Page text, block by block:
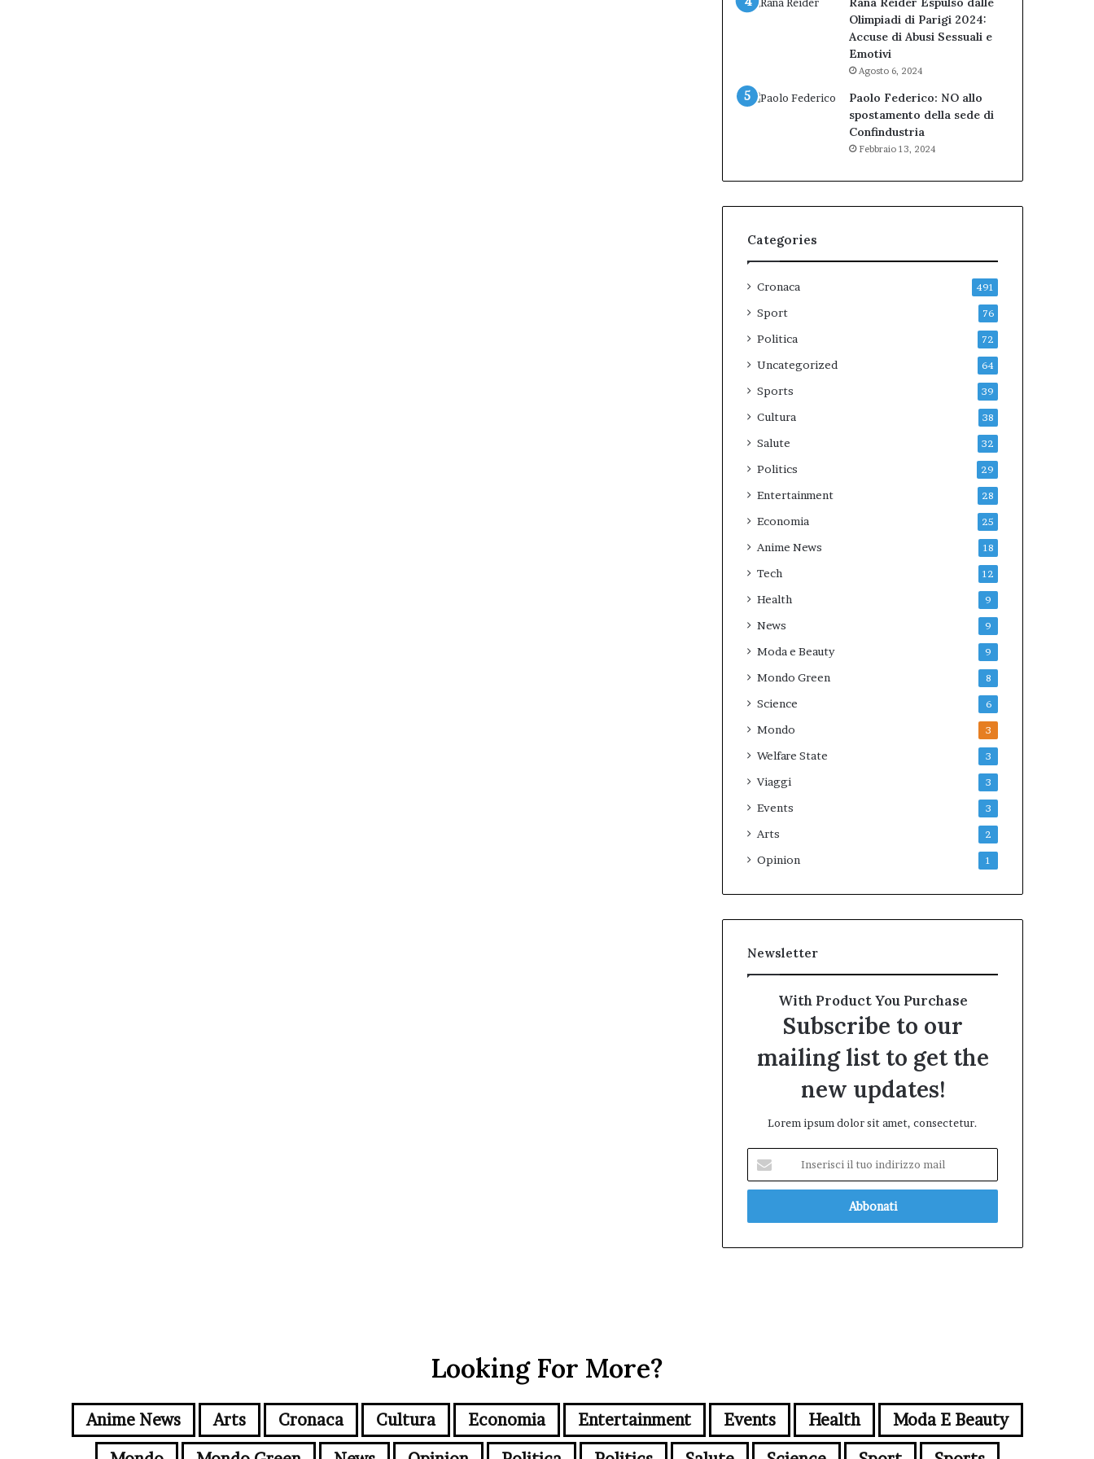
Olimpiadi di Parigi 2024:
Accuse di Abusi Sessuali e
Emotivi
Agosto 6, 2024
Paolo Federico: NO allo
spostamento della sede di
Confindustria
Febbraio 13, 2024
Categories
Cronaca 491
Sport 76
Politica 72
Uncategorized 64
Sports 39
Cultura 38
Salute 32
Politics 29
Entertainment 28
Economia 25
Anime News 18
Tech 12
Health 9
News 9
Moda e Beauty 9
Mondo Green 8
Science 6
Mondo 3
Welfare State 3
Viaggi 3
Events 3
Arts 2
Opinion 1
Newsletter
With Product You Purchase
Subscribe to our
mailing list to get the
new updates!
Lorem ipsum dolor sit amet, consectetur.
tuo
mail
Looking For More?
Anime News Arts Cronaca Cultura Economia Entertainment Events Health
Moda E Beauty